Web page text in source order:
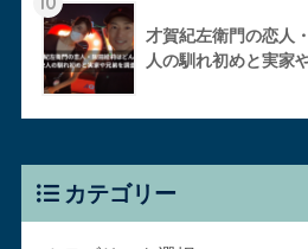
才賀紀左衛門の恋人
人の馴れ初めと実家
カテゴリー